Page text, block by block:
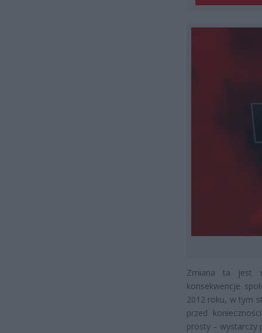
Zmiana ta jest
konsekwencje
2012 roku, w tym
przed
prosty – wystarczy